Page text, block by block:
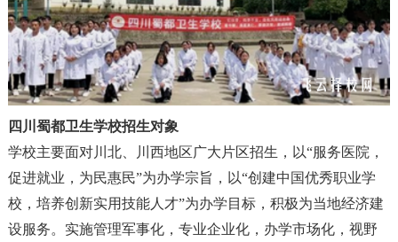
四川蜀都卫生学校招生对象
学校主要面对川北、川西地区广大片区招生，以“服务医院，
促进就业，为民惠民”为办学宗旨，以“创建中国优秀职业学
校，培养创新实用技能人才”为办学目标，积极为当地经济建
设服务。实施管理军事化，专业企业化，办学市场化，视野